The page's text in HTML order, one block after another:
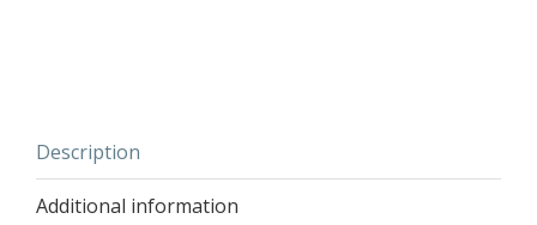
Description
Additional information